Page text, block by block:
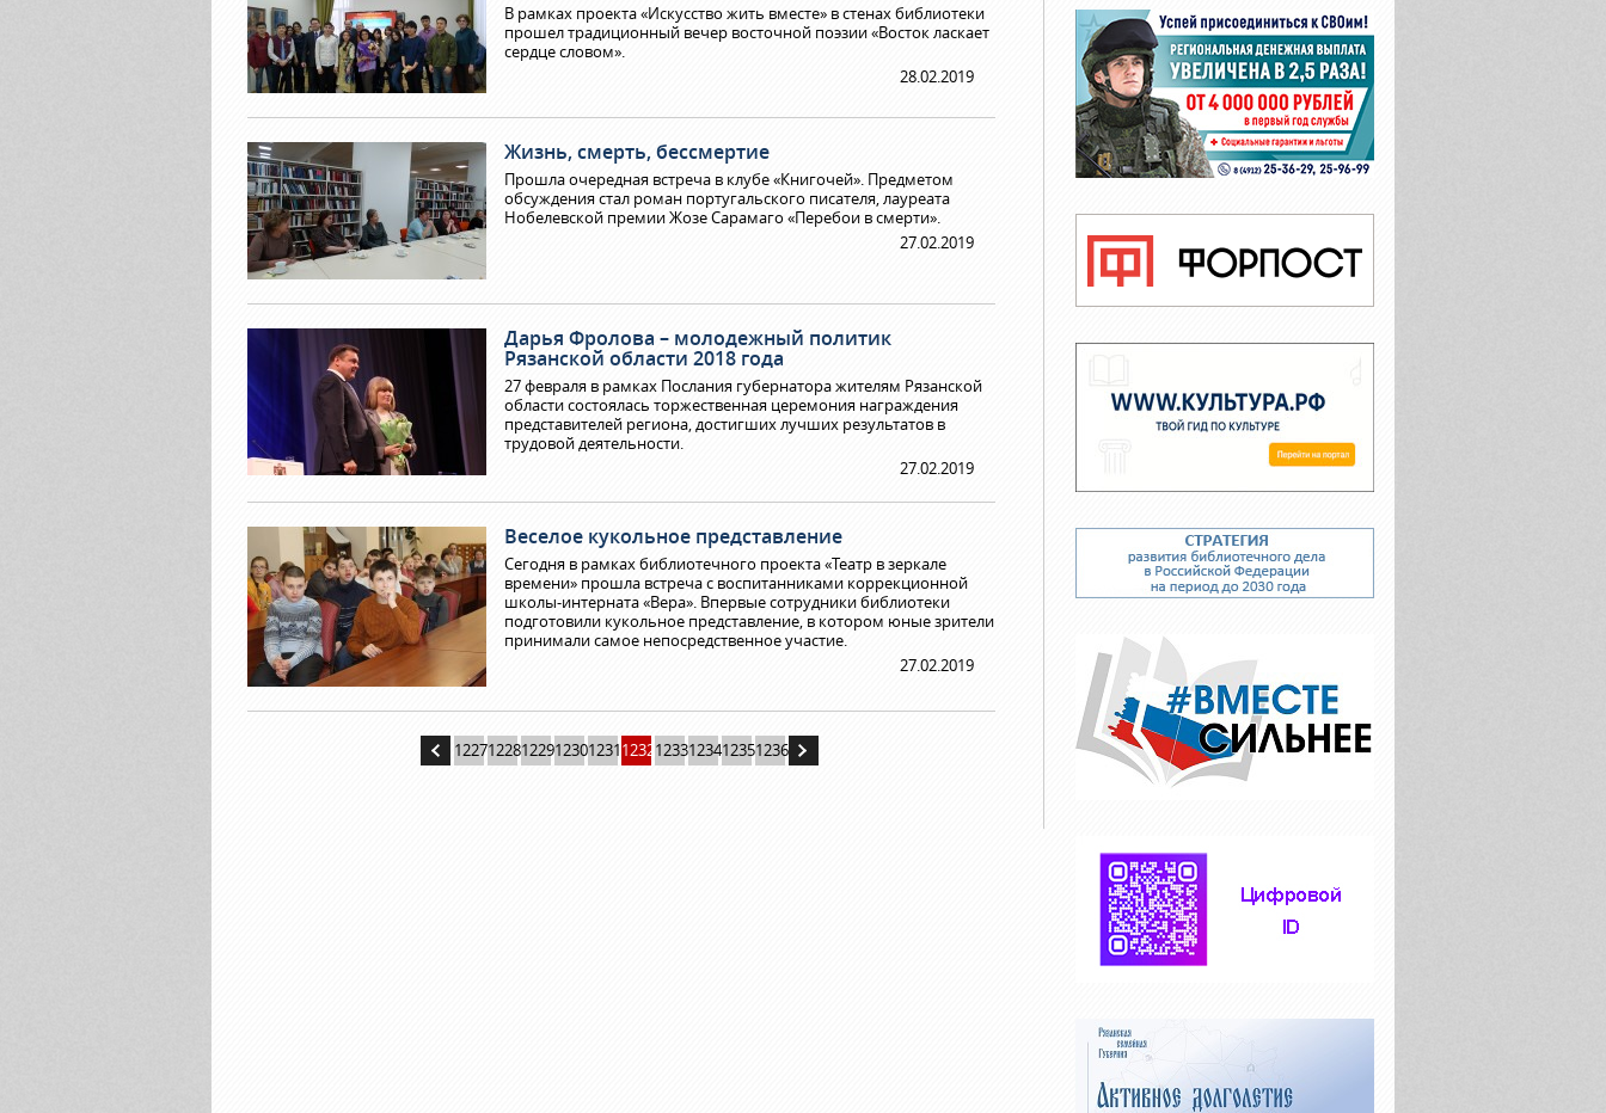
В рамках проекта «Искусство жить вместе» в стенах библиотеки
прошел традиционный вечер восточной поэзии «Восток ласкает
сердце словом».
28.02.2019
Жизнь, смерть, бессмертие
Прошла очередная встреча в клубе «Книгочей». Предметом
обсуждения стал роман португальского писателя, лауреата
Нобелевской премии Жозе Сарамаго «Перебои в смерти».
27.02.2019
Дарья Фролова – молодежный политик
Рязанской области 2018 года
27 февраля в рамках Послания губернатора жителям Рязанской
области состоялась торжественная церемония награждения
представителей региона, достигших лучших результатов в
трудовой деятельности.
27.02.2019
Веселое кукольное представление
Сегодня в рамках библиотечного проекта «Театр в зеркале
времени» прошла встреча с воспитанниками коррекционной
школы-интерната «Вера». Впервые сотрудники библиотеки
подготовили кукольное представление, в котором юные зрители
принимали самое непосредственное участие.
27.02.2019
122712281229123012311232 1233123412351236